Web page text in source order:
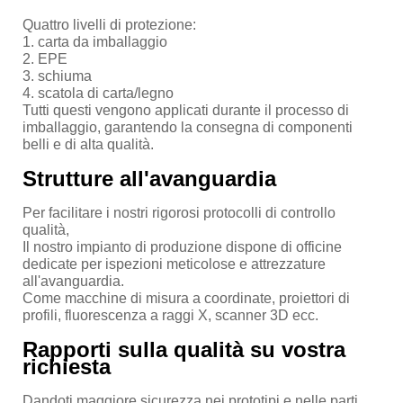
Quattro livelli di protezione:
1. carta da imballaggio
2. EPE
3. schiuma
4. scatola di carta/legno
Tutti questi vengono applicati durante il processo di
imballaggio, garantendo la consegna di componenti
belli e di alta qualità.
Strutture all'avanguardia
Per facilitare i nostri rigorosi protocolli di controllo
qualità,
Il nostro impianto di produzione dispone di officine
dedicate per ispezioni meticolose e attrezzature
all'avanguardia.
Come macchine di misura a coordinate, proiettori di
profili, fluorescenza a raggi X, scanner 3D ecc.
Rapporti sulla qualità su vostra
richiesta